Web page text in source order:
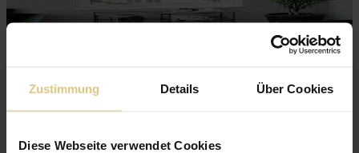
Zustimmung Details Über Cookies
Diese Webseite verwendet Cookies